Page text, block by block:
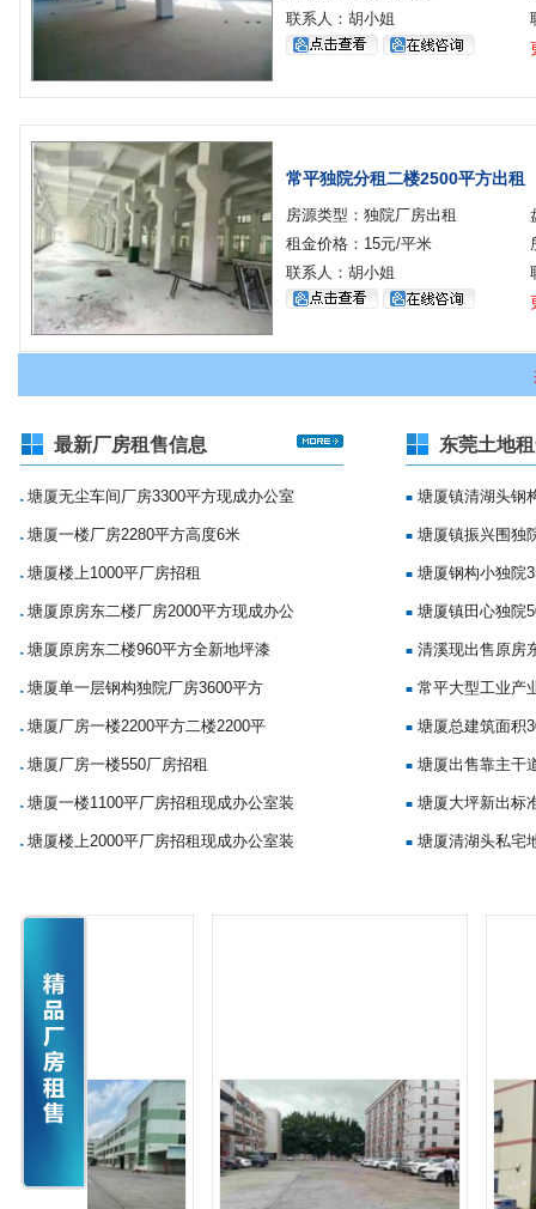
联系人：胡小姐
常平独院分租二楼2500平方出租
房源类型：独院厂房出租
租金价格：15元/平米
联系人：胡小姐
最新厂房租售信息
■塘厦无尘车间厂房3300平方现成办公室
■塘厦一楼厂房2280平方高度6米
■塘厦楼上1000平厂房招租
■塘厦原房东二楼厂房2000平方现成办公
■塘厦原房东二楼960平方全新地坪漆
■塘厦单一层钢构独院厂房3600平方
■塘厦厂房一楼2200平方二楼2200平
■塘厦厂房一楼550厂房招租
■塘厦一楼1100平厂房招租现成办公室装
■塘厦楼上2000平厂房招租现成办公室装
东莞土地
■ 塘厦镇清湖头钢
■ 塘厦镇振兴围独
■ 塘厦钢构小独院
■ 塘厦镇田心独院
■ 清溪现出售原房
■ 常平大型工业产
■ 塘厦总建筑面积
■ 塘厦出售靠主干
■ 塘厦大坪新出标
■ 塘厦清湖头私宅